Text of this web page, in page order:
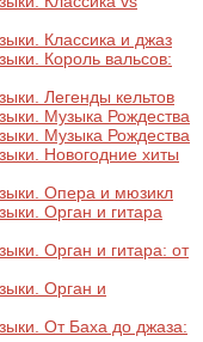
Классика и джаз
Король вальсов:
Легенды кельтов
Музыка Рождества
Музыка Рождества
Новогодние хиты
Опера и мюзикл
Орган и гитара
Орган и гитара: от
Орган и
От Баха до джаза: